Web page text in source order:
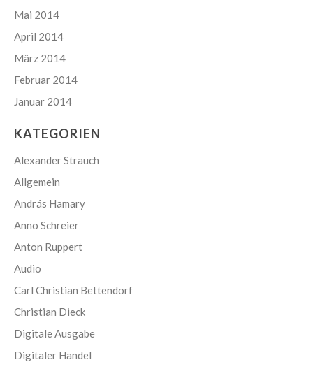
Mai 2014
April 2014
März 2014
Februar 2014
Januar 2014
KATEGORIEN
Alexander Strauch
Allgemein
András Hamary
Anno Schreier
Anton Ruppert
Audio
Carl Christian Bettendorf
Christian Dieck
Digitale Ausgabe
Digitaler Handel